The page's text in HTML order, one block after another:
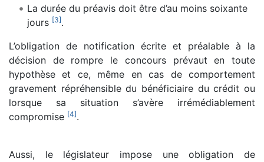
La durée du préavis doit être d’au moins soixante
jours [3].
L’obligation de notification écrite et préalable à la
décision de rompre le concours prévaut en toute
hypothèse et ce, même en cas de comportement
gravement répréhensible du bénéficiaire du crédit ou
lorsque sa situation s’avère irrémédiablement
compromise [4].
Aussi, le législateur impose une obligation de